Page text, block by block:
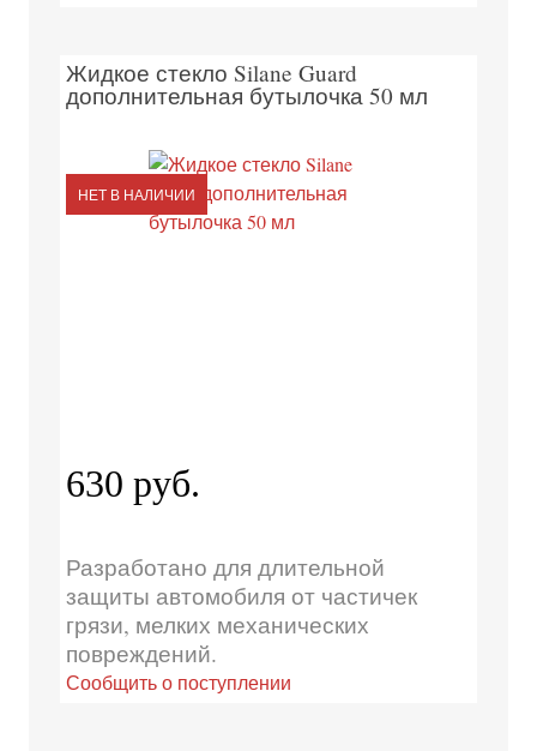
Жидкое стекло Silane Guard
дополнительная бутылочка 50 мл
НЕТ В НАЛИЧИИ
630 руб.
Разработано для длительной
защиты автомобиля от частичек
грязи, мелких механических
повреждений.
Сообщить о поступлении